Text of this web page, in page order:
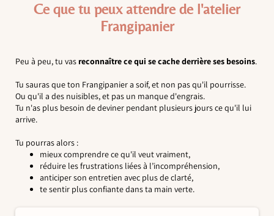
Ce que tu peux attendre de l'atelier
Frangipanier
Peu à peu, tu vas reconnaître ce qui se cache derrière ses besoins.
Tu sauras que ton Frangipanier a soif, et non pas qu'il pourrisse.
Ou qu'il a des nuisibles, et pas un manque d'engrais.
Tu n'as plus besoin de deviner pendant plusieurs jours ce qu'il lui
arrive.
Tu pourras alors :
mieux comprendre ce qu'il veut vraiment,
réduire les frustrations liées à l’incompréhension,
anticiper son entretien avec plus de clarté,
te sentir plus confiante dans ta main verte.